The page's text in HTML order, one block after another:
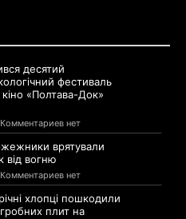
десятий
фестиваль
«Полтава-Док»
Комментариев нет
врятували
від вогню
Комментариев нет
хлопці пошкодили
плит на